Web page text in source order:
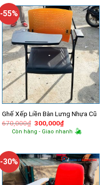
-55%
Ghế Xếp Liền Bàn Lưng Nhựa Cũ
670,000₫ Giá
gốc
là:
300,000₫Giá
hiện
tại
Còn hàng - Giao nhanh
-30%